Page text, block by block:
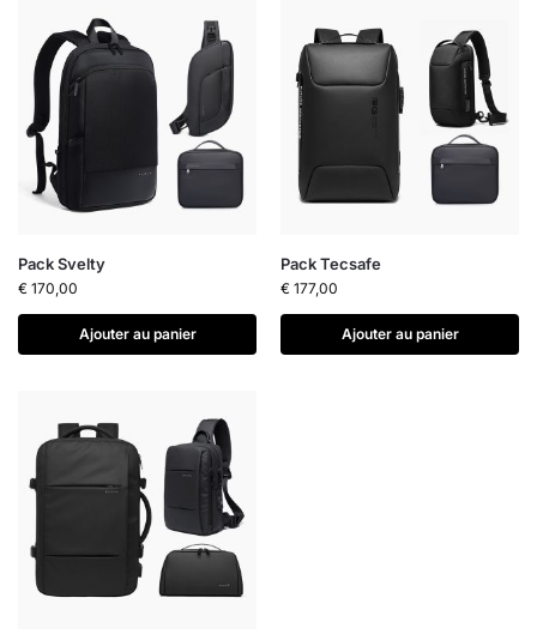
Pack Svelty
€ 170,00
Ajouter au panier
Pack Tecsafe
€ 177,00
Ajouter au panier